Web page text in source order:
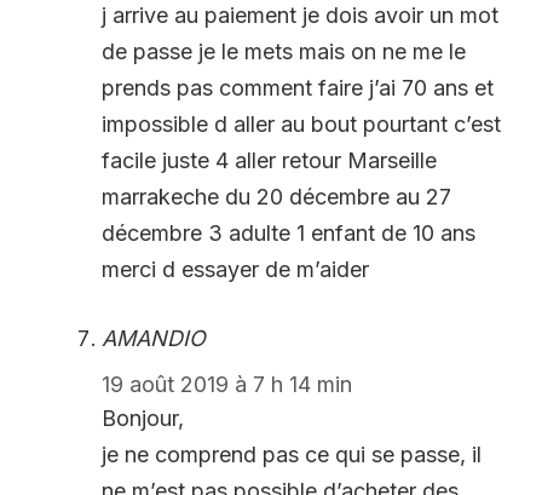
j arrive au paiement je dois avoir un mot
de passe je le mets mais on ne me le
prends pas comment faire j’ai 70 ans et
impossible d aller au bout pourtant c’est
facile juste 4 aller retour Marseille
marrakeche du 20 décembre au 27
décembre 3 adulte 1 enfant de 10 ans
merci d essayer de m’aider
AMANDIO
19 août 2019 à 7 h 14 min
Bonjour,
je ne comprend pas ce qui se passe, il